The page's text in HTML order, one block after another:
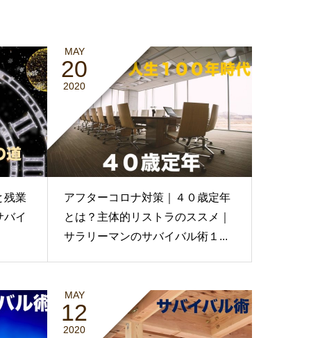
残業
バイ
MAY
20
2020
アフターコロナ対策｜４０歳定年
とは？主体的リストラのススメ｜
サラリーマンのサバイバル術１...
MAY
12
2020